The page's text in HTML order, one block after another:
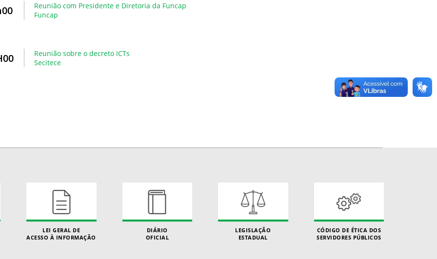
Reunião com Presidente e Diretoria da Funcap
Funcap
Reunião sobre o decreto ICTs
Secitece
LEI GERAL DE
ACESSO À INFORMAÇÃO
DIÁRIO
OFICIAL
LEGISLAÇÃO
ESTADUAL
CÓDIGO DE ÉTICA DOS
SERVIDORES PÚBLICOS